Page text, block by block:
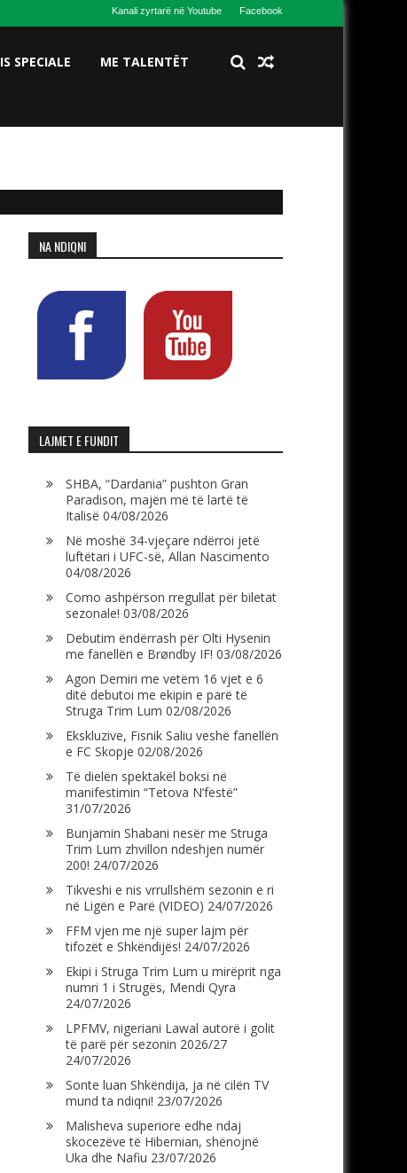
Kanali zyrtarë në Youtube Facebook
IS SPECIALE ME TALENTËT
NA NDIQNI
LAJMET E FUNDIT
SHBA, “Dardania” pushton Gran
Paradison, majën më të lartë të
Italisë 04/08/2026
Në moshë 34-vjeçare ndërroi jetë
luftëtari i UFC-së, Allan Nascimento
04/08/2026
Como ashpërson rregullat për biletat
sezonale! 03/08/2026
Debutim ëndërrash për Olti Hysenin
me fanellën e Brøndby IF! 03/08/2026
Agon Demiri me vetëm 16 vjet e 6
ditë debutoi me ekipin e parë të
Struga Trim Lum 02/08/2026
Ekskluzive, Fisnik Saliu veshë fanellën
e FC Skopje 02/08/2026
Të dielën spektakël boksi në
manifestimin “Tetova N’festë”
31/07/2026
Bunjamin Shabani nesër me Struga
Trim Lum zhvillon ndeshjen numër
200! 24/07/2026
Tikveshi e nis vrrullshëm sezonin e ri
në Ligën e Parë (VIDEO) 24/07/2026
FFM vjen me një super lajm për
tifozët e Shkëndijës! 24/07/2026
Ekipi i Struga Trim Lum u mirëprit nga
numri 1 i Strugës, Mendi Qyra
24/07/2026
LPFMV, nigeriani Lawal autorë i golit
të parë për sezonin 2026/27
24/07/2026
Sonte luan Shkëndija, ja në cilën TV
mund ta ndiqni! 23/07/2026
Malisheva superiore edhe ndaj
skocezëve të Hibernian, shënojnë
Uka dhe Nafiu 23/07/2026